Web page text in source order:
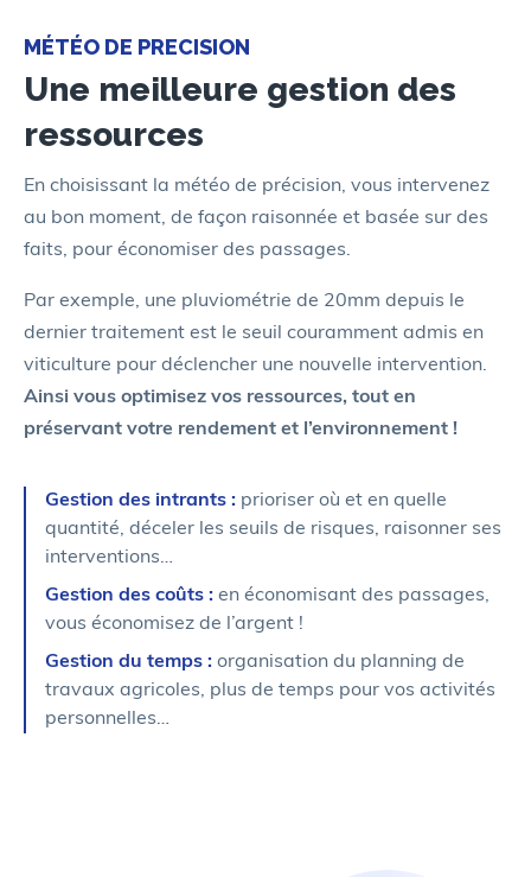
MÉTÉO DE PRECISION
Une meilleure gestion des
ressources
En choisissant la météo de précision, vous intervenez
au bon moment, de façon raisonnée et basée sur des
faits, pour économiser des passages.
Par exemple, une pluviométrie de 20mm depuis le
dernier traitement est le seuil couramment admis en
viticulture pour déclencher une nouvelle intervention.
Ainsi vous optimisez vos ressources, tout en
préservant votre rendement et l’environnement !
Gestion des intrants : prioriser où et en quelle
quantité, déceler les seuils de risques, raisonner ses
interventions…
Gestion des coûts : en économisant des passages,
vous économisez de l’argent !
Gestion du temps : organisation du planning de
travaux agricoles, plus de temps pour vos activités
personnelles…